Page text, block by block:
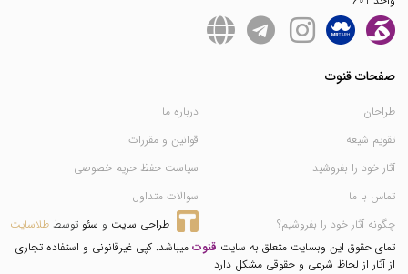
صفحات قنوت
طراحان
تقویم شیعه
آثار خود را بفروشید
تماس با ما
چگونه آثار خود را بفروشیم؟
درباره ما
قوانین و مقررات
سیاست حفظ حریم خصوصی
سوالات متداول
طراحی سایت و سئو توسط طلاسایت
تمای حقوق این وبسایت متعلق به سایت قنوت میباشد. کپی غیرقانونی و استفاده تجاری
از آثار از لحاظ شرعی و حقوقی مشکل دارد